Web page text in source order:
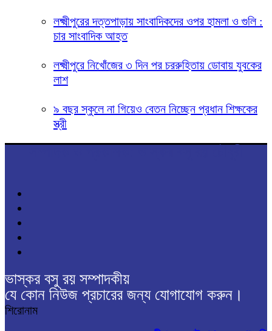
লক্ষ্মীপুরের দত্তপাড়ায় সাংবাদিকদের ওপর হামলা ও গুলি :
চার সাংবাদিক আহত
লক্ষ্মীপুরে নিখোঁজের ৩ দিন পর চররুহিতায় ডোবায় যুবকের
লাশ
৯ বছর স্কুলে না গিয়েও বেতন নিচ্ছেন প্রধান শিক্ষকের
স্ত্রী
ভাস্কর বসু রয় সম্পাদকীয়
যে কোন নিউজ প্রচারের জন্য যোগাযোগ করুন।
শিরোনাম